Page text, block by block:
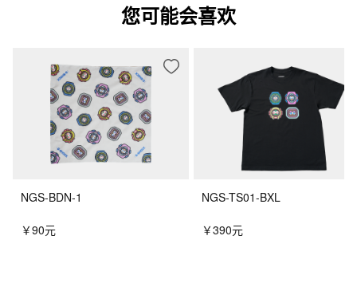
您可能会喜欢
NGS-BDN-1
￥90元
NGS-TS01-BXL
￥390元